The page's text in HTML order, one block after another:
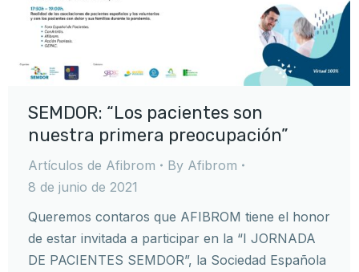
SEMDOR: “Los pacientes son
nuestra primera preocupación”
Artículos de Afibrom By Afibrom
8 de junio de 2021
Queremos contaros que AFIBROM tiene el honor
de estar invitada a participar en la “I JORNADA
DE PACIENTES SEMDOR”, la Sociedad Española